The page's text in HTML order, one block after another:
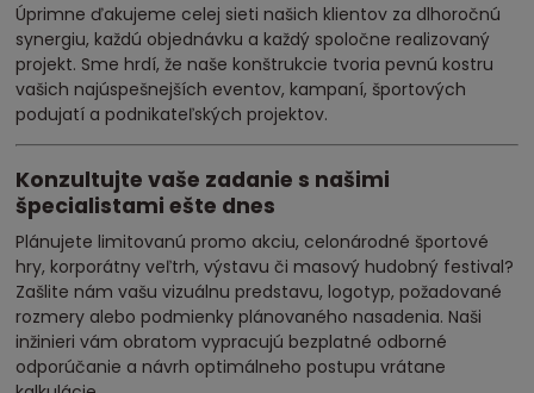
Úprimne ďakujeme celej sieti našich klientov za dlhoročnú
synergiu, každú objednávku a každý spoločne realizovaný
projekt. Sme hrdí, že naše konštrukcie tvoria pevnú kostru
vašich najúspešnejších eventov, kampaní, športových
podujatí a podnikateľských projektov.
Konzultujte vaše zadanie s našimi
špecialistami ešte dnes
Plánujete limitovanú promo akciu, celonárodné športové
hry, korporátny veľtrh, výstavu či masový hudobný festival?
Zašlite nám vašu vizuálnu predstavu, logotyp, požadované
rozmery alebo podmienky plánovaného nasadenia. Naši
inžinieri vám obratom vypracujú bezplatné odborné
odporúčanie a návrh optimálneho postupu vrátane